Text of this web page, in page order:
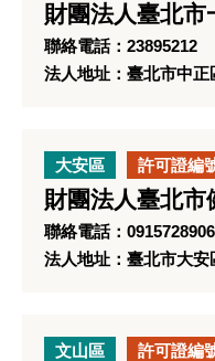
財團法人臺北
聯絡電話：23895212
法人地址：臺北市中
大安區 許可證編
財團法人臺北
聯絡電話：0915728906
法人地址：臺北市大
文山區 許可證編